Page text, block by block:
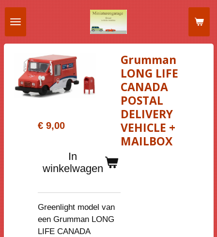
Ga
direct
naar
de
hoofdinhoud
Grumman
LONG LIFE
CANADA
POSTAL
DELIVERY
VEHICLE +
MAILBOX
€ 9,00
In
winkelwagen
Greenlight model van
een Grumman LONG
LIFE CANADA